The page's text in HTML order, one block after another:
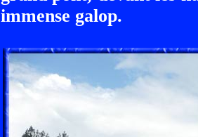
immense galop.